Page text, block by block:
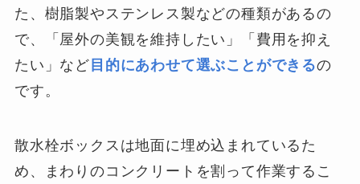
た、樹脂製やステンレス製などの種類があるの
で、「屋外の美観を維持したい」「費用を抑え
たい」など 目的にあわせて選ぶことができるの
です。
散水栓ボックスは地面に埋め込まれているた
め、まわりのコンクリートを割って作業するこ